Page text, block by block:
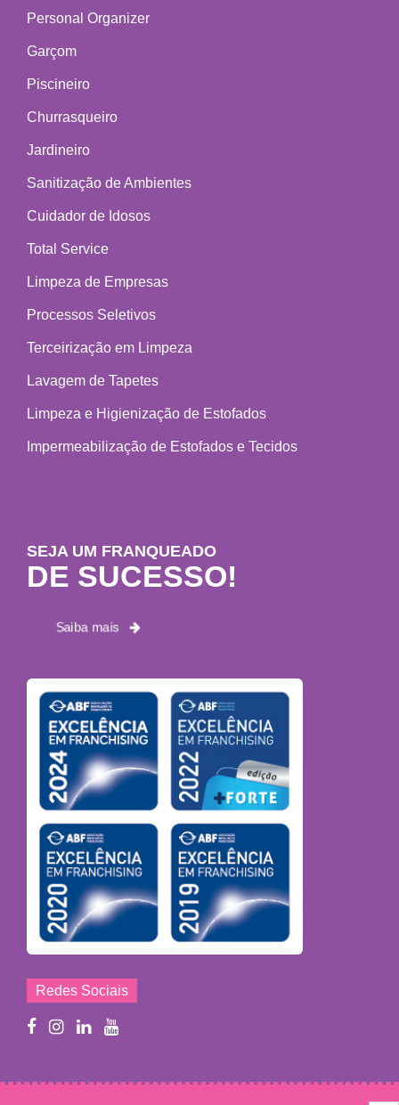
Personal Organizer
Garçom
Piscineiro
Churrasqueiro
Jardineiro
Sanitização de Ambientes
Cuidador de Idosos
Total Service
Limpeza de Empresas
Processos Seletivos
Terceirização em Limpeza
Lavagem de Tapetes
Limpeza e Higienização de Estofados
Impermeabilização de Estofados e Tecidos
SEJA UM FRANQUEADO
DE SUCESSO!
Saiba mais
Redes Sociais